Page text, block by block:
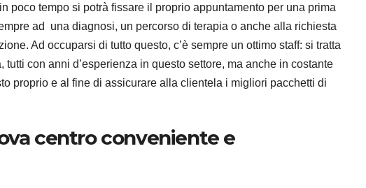
poco tempo si potrà fissare il proprio appuntamento per una prima
ad una diagnosi, un percorso di terapia o anche alla richiesta
Ad occuparsi di tutto questo, c’è sempre un ottimo staff: si tratta
con anni d’esperienza in questo settore, ma anche in costante
proprio e al fine di assicurare alla clientela i migliori pacchetti di
centro conveniente e